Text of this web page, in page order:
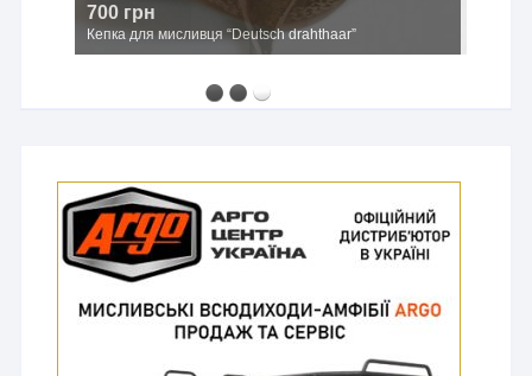
700 грн
Кепка для мисливця “Deutsch drahthaar”